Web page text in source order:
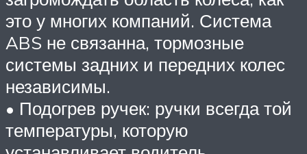
это у многих компаний. Система
ABS не связанна, тормозные
системы задних и передних колес
независимы.
• Подогрев ручек: ручки всегда той
температуры, которую